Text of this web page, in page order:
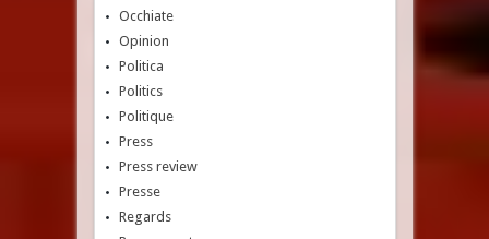
Occhiate
Opinion
Politica
Politics
Politique
Press
Press review
Presse
Regards